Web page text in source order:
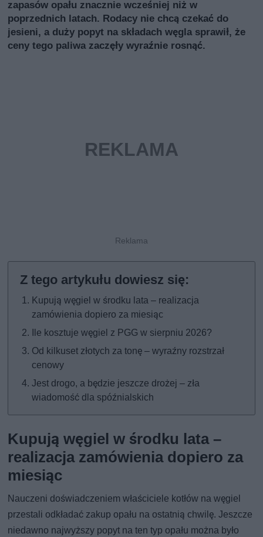
zapasów opału znacznie wcześniej niż w
poprzednich latach. Rodacy nie chcą czekać do
jesieni, a duży popyt na składach węgla sprawił, że
ceny tego paliwa zaczęły wyraźnie rosnąć.
Kupują węgiel w środku lata – realizacja
zamówienia dopiero za miesiąc
Ile kosztuje węgiel z PGG w sierpniu 2026?
Od kilkuset złotych za tonę – wyraźny rozstrzał
cenowy
Jest drogo, a będzie jeszcze drożej – zła
wiadomość dla spóźnialskich
Kupują węgiel w środku lata –
realizacja zamówienia dopiero za
miesiąc
Nauczeni doświadczeniem właściciele kotłów na węgiel
przestali odkładać zakup opału na ostatnią chwilę. Jeszcze
niedawno najwyższy popyt na ten typ opału można było